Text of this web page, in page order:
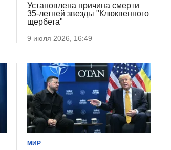
Установлена причина смерти
35-летней звезды "Клюквенного
щербета"
9 июля 2026, 16:49
МИР